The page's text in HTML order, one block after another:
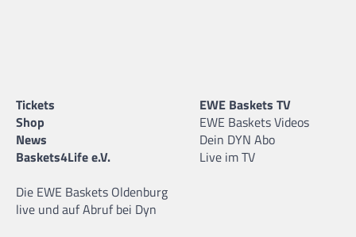
Tickets
Shop
News
Baskets4Life e.V.
Die EWE Baskets Oldenburg
live und auf Abruf bei Dyn
EWE Baskets TV
EWE Baskets Videos
Dein DYN Abo
Live im TV